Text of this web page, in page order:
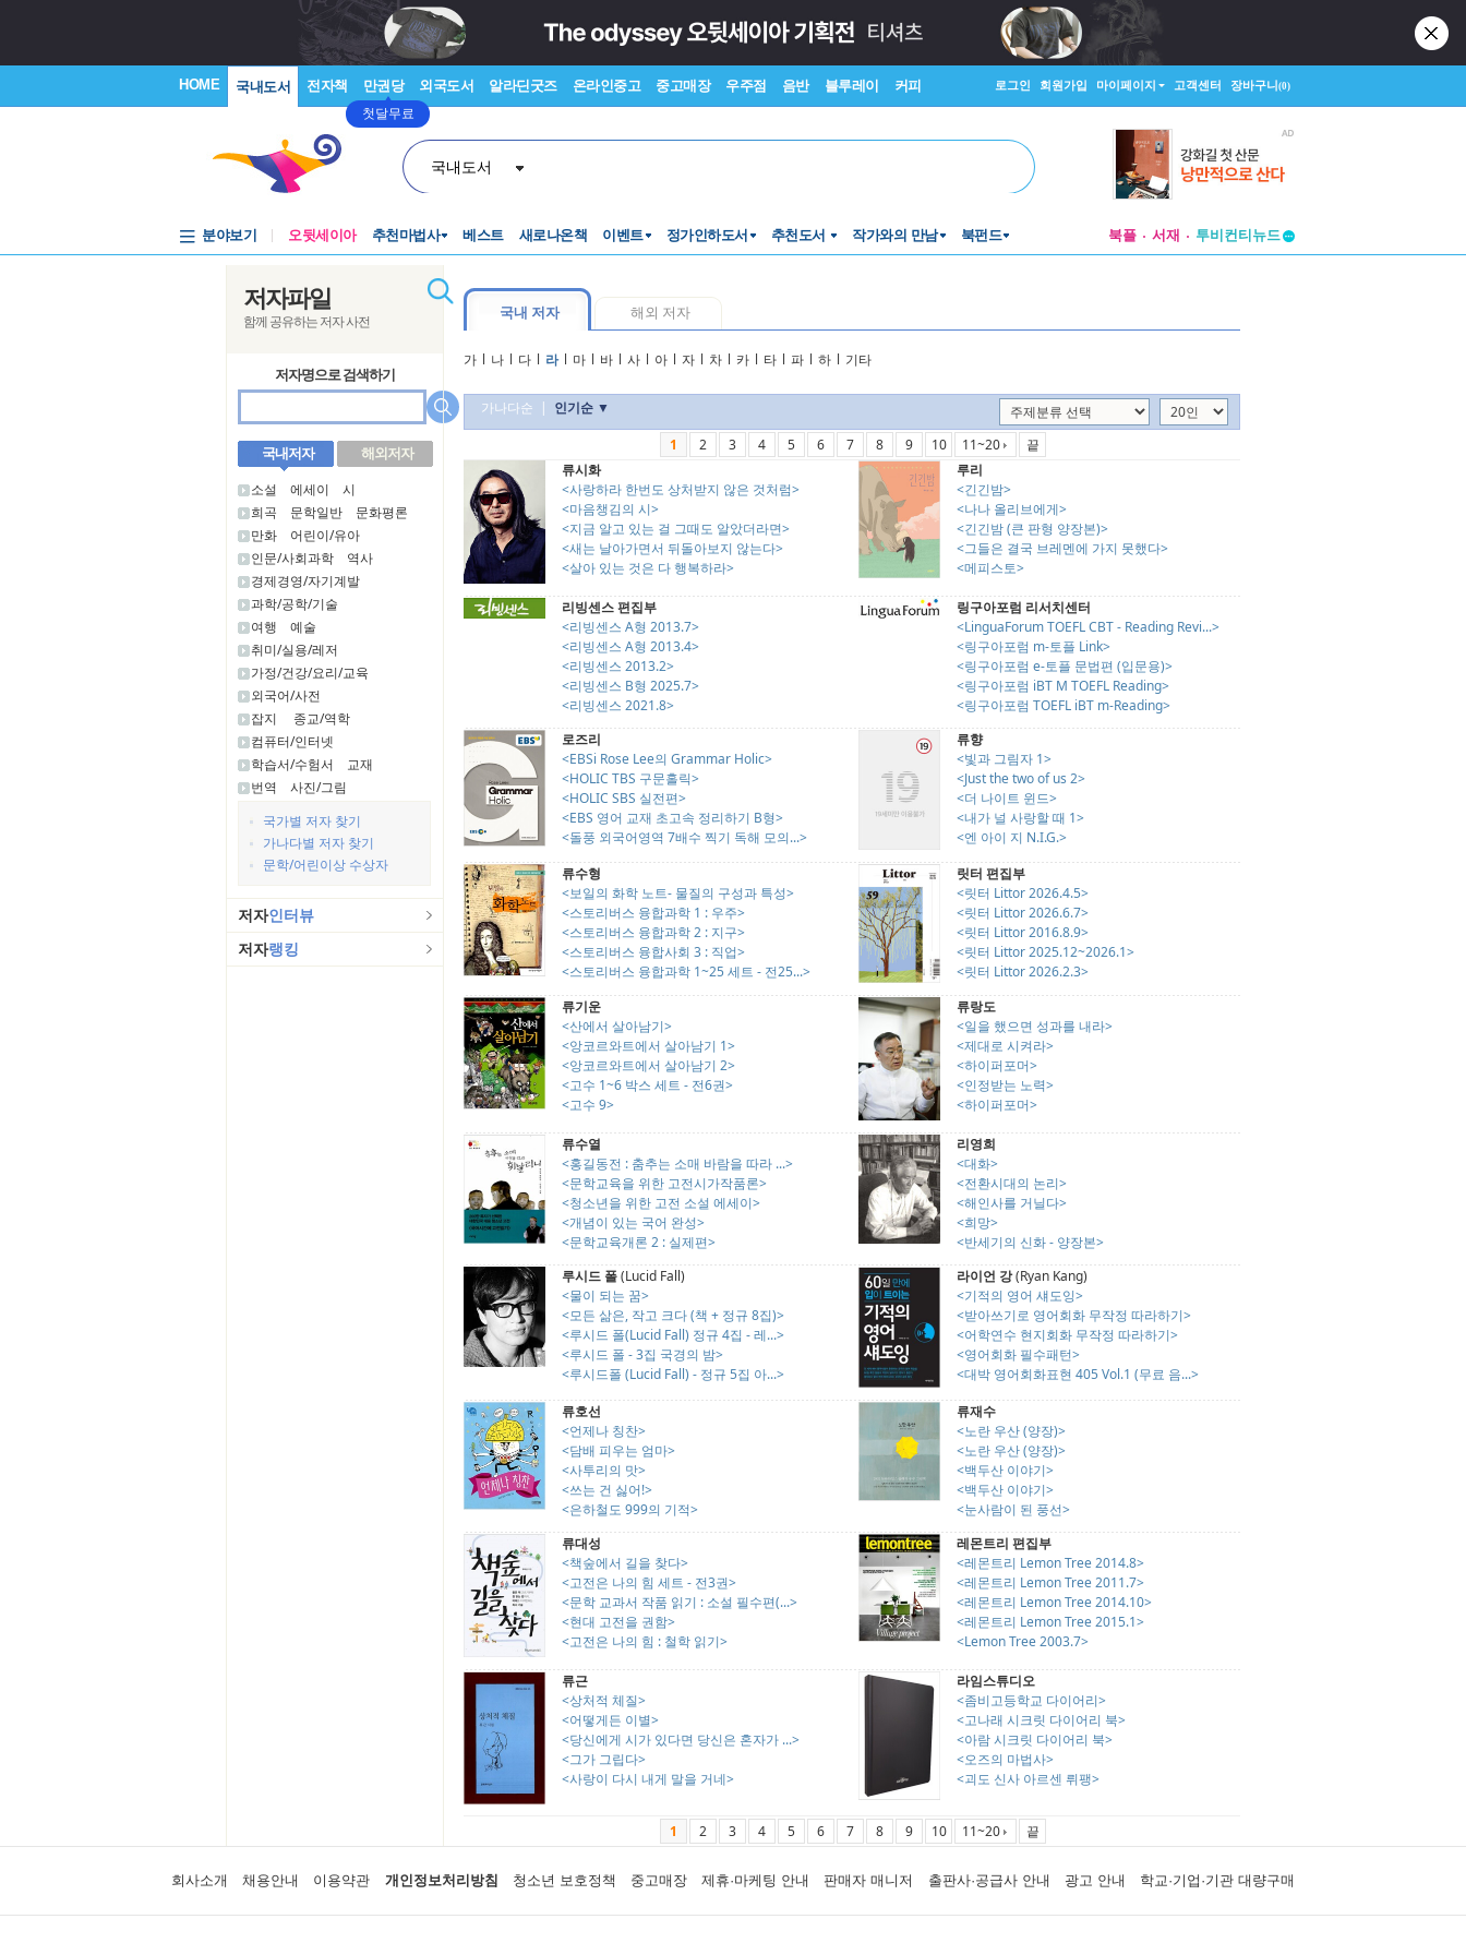
HOME 국내도서 전자책 만권당
첫달무료
외국도서 알라딘굿즈 온라인중고 중고매장 우주점 음반 블루레이 커피 로그인 회원가입 마이페이지 고객센터 장바구니(0)
국내도서
분야보기 오뒷세이아 추천마법사 베스트 새로나온책 이벤트 정가인하도서 추천도서 작가와의 만남 북펀드 북플 서재
투비컨티뉴드
저자파일
함께 공유하는 저자 사전
저자명으로 검색하기
국내저자 해외저자
소설 에세이
시
희곡
문학일반
문화평론
만화
어린이/유아
인문/사회과학
역사
경제경영/자기계발
과학/공학/기술
여행
예술
취미/실용/레저
가정/건강/요리/교육
외국어/사전
잡지
종교/역학
컴퓨터/인터넷
학습서/수험서
교재
번역
사진/그림
국가별 저자 찾기
가나다별 저자 찾기
문학/어린이상 수상자
저자인터뷰
저자랭킹
국내 저자 해외 저자
가 l 나 l 다 l 라 l 마 l 바 l 사 l 아 l 자 l 차 l 카 l 타 l 파 l 하 l 기타
가나다순 | 인기순 ▼
1
2 3 4 5 6 7 8 9 10 11~20
끝
류시화
<사랑하라 한번도 상처받지 않은 것처럼>
<마음챙김의 시>
<지금 알고 있는 걸 그때도 알았더라면>
<새는 날아가면서 뒤돌아보지 않는다>
<살아 있는 것은 다 행복하라>
루리
<긴긴밤>
<나나 올리브에게>
<긴긴밤 (큰 판형 양장본)>
<그들은 결국 브레멘에 가지 못했다>
<메피스토>
리빙센스 편집부
<리빙센스 A형 2013.7>
<리빙센스 A형 2013.4>
<리빙센스 2013.2>
<리빙센스 B형 2025.7>
<리빙센스 2021.8>
링구아포럼 리서치센터
<LinguaForum TOEFL CBT - Reading Revi...>
<링구아포럼 m-토플 Link>
<링구아포럼 e-토플 문법편 (입문용)>
<링구아포럼 iBT M TOEFL Reading>
<링구아포럼 TOEFL iBT m-Reading>
로즈리
<EBSi Rose Lee의 Grammar Holic>
<HOLIC TBS 구문홀릭>
<HOLIC SBS 실전편>
<EBS 영어 교재 초고속 정리하기 B형>
<돌풍 외국어영역 7배수 찍기 독해 모의...>
류향
<빛과 그림자 1>
<Just the two of us 2>
<더 나이트 윈드>
<내가 널 사랑할 때 1>
<엔 아이 지 N.I.G.>
류수형
<보일의 화학 노트- 물질의 구성과 특성>
<스토리버스 융합과학 1 : 우주>
<스토리버스 융합과학 2 : 지구>
<스토리버스 융합사회 3 : 직업>
<스토리버스 융합과학 1~25 세트 - 전25...>
릿터 편집부
<릿터 Littor 2026.4.5>
<릿터 Littor 2026.6.7>
<릿터 Littor 2016.8.9>
<릿터 Littor 2025.12~2026.1>
<릿터 Littor 2026.2.3>
류기운
<산에서 살아남기>
<앙코르와트에서 살아남기 1>
<앙코르와트에서 살아남기 2>
<고수 1~6 박스 세트 - 전6권>
<고수 9>
류랑도
<일을 했으면 성과를 내라>
<제대로 시켜라>
<하이퍼포머>
<인정받는 노력>
<하이퍼포머>
류수열
<홍길동전 : 춤추는 소매 바람을 따라 ...>
<문학교육을 위한 고전시가작품론>
<청소년을 위한 고전 소설 에세이>
<개념이 있는 국어 완성>
<문학교육개론 2 : 실제편>
리영희
<대화>
<전환시대의 논리>
<해인사를 거닐다>
<희망>
<반세기의 신화 - 양장본>
루시드 폴(Lucid Fall)
<물이 되는 꿈>
<모든 삶은, 작고 크다 (책 + 정규 8집)>
<루시드 폴(Lucid Fall) 정규 4집 - 레...>
<루시드 폴 - 3집 국경의 밤>
<루시드폴 (Lucid Fall) - 정규 5집 아...>
라이언 강(Ryan Kang)
<기적의 영어 섀도잉>
<받아쓰기로 영어회화 무작정 따라하기>
<어학연수 현지회화 무작정 따라하기>
<영어회화 필수패턴>
<대박 영어회화표현 405 Vol.1 (무료 음...>
류호선
<언제나 칭찬>
<담배 피우는 엄마>
<사투리의 맛>
<쓰는 건 싫어!>
<은하철도 999의 기적>
류재수
<노란 우산 (양장)>
<노란 우산 (양장)>
<백두산 이야기>
<백두산 이야기>
<눈사람이 된 풍선>
류대성
<책숲에서 길을 찾다>
<고전은 나의 힘 세트 - 전3권>
<문학 교과서 작품 읽기 : 소설 필수편(...>
<현대 고전을 권함>
<고전은 나의 힘 : 철학 읽기>
레몬트리 편집부
<레몬트리 Lemon Tree 2014.8>
<레몬트리 Lemon Tree 2011.7>
<레몬트리 Lemon Tree 2014.10>
<레몬트리 Lemon Tree 2015.1>
<Lemon Tree 2003.7>
류근
<상처적 체질>
<어떻게든 이별>
<당신에게 시가 있다면 당신은 혼자가 ...>
<그가 그립다>
<사랑이 다시 내게 말을 거네>
라임스튜디오
<좀비고등학교 다이어리>
<고나래 시크릿 다이어리 북>
<아람 시크릿 다이어리 북>
<오즈의 마법사>
<괴도 신사 아르센 뤼팽>
1 2 3 4 5 6 7 8 9 10 11~20 끝
회사소개 채용안내 이용약관 개인정보처리방침 청소년 보호정책 중고매장 제휴·마케팅 안내 판매자 매니저 출판사·공급사 안내 광고 안내 학교·기업·기관 대량구매